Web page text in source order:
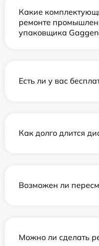
Какие
ремонте
упаковщика
Есть ли у вас
Как долго длится
Возможен ли
Можно ли сделать